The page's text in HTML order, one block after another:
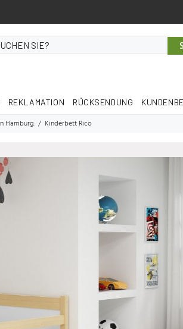
REKLAMATION RÜCKSENDUNG
Hamburg. Kinderbett Rico